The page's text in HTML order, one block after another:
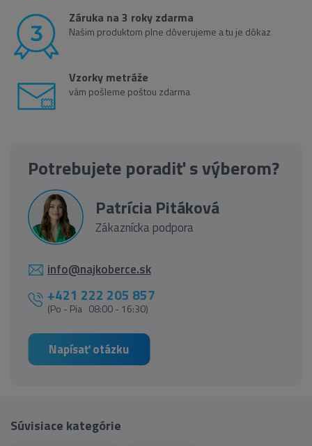
Záruka na 3 roky zdarma
Našim produktom plne dôverujeme a tu je dôkaz
Vzorky metráže
vám pošleme poštou zdarma
Potrebujete poradiť s výberom?
Patrícia Pitáková
Zákaznícka podpora
info@najkoberce.sk
+421 222 205 857
(Po - Pia 08:00 - 16:30)
Napísať otázku
Súvisiace kategórie